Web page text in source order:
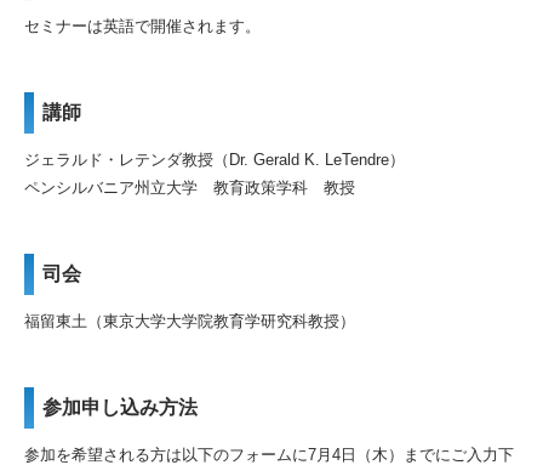
セミナーは英語で開催されます。
講師
ジェラルド・レテンダ教授（Dr. Gerald K. LeTendre）
ペンシルバニア州立大学 教育政策学科 教授
司会
福留東土（東京大学大学院教育学研究科教授）
参加申し込み方法
参加を希望される方は以下のフォームに7月4日（木）
までにご入力下